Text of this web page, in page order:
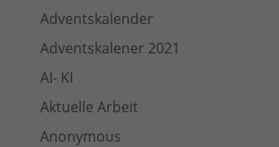
Adventskalender
Adventskalener 2021
AI- KI
Aktuelle Arbeit
Anonymous